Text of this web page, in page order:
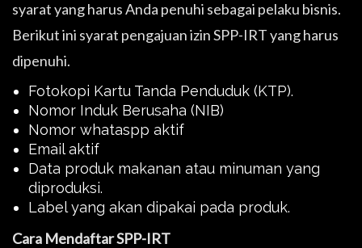
syarat yang harus Anda penuhi sebagai pelaku bisnis.
Berikut ini syarat pengajuan izin SPP-IRT yang harus
dipenuhi.
Fotokopi Kartu Tanda Penduduk (KTP).
Nomor Induk Berusaha (NIB)
Nomor whataspp aktif
Email aktif
Data produk makanan atau minuman yang
diproduksi.
Label yang akan dipakai pada produk.
Cara Mendaftar SPP-IRT